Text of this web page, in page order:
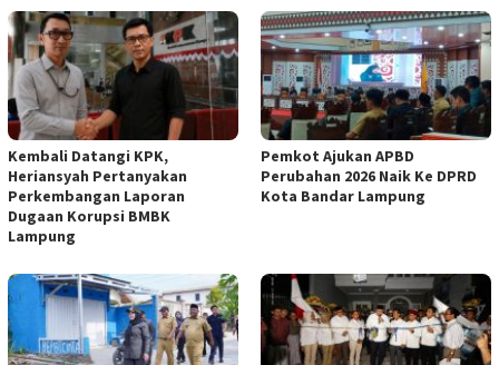
Kembali Datangi KPK,
Heriansyah Pertanyakan
Perkembangan Laporan
Dugaan Korupsi BMBK
Lampung
Pemkot Ajukan APBD
Perubahan 2026 Naik Ke DPRD
Kota Bandar Lampung